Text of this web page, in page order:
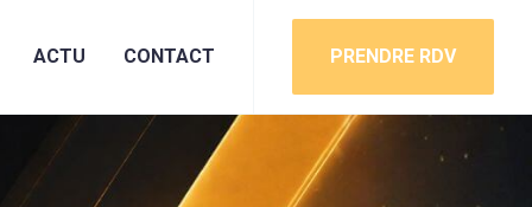
ACTU CONTACT PRENDRE RDV